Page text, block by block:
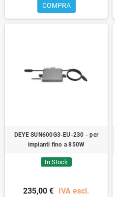
COMPRA
DEYE SUN600G3-EU-230 - per
impianti fino a 850W
In Stock
235,00 € IVA escl.